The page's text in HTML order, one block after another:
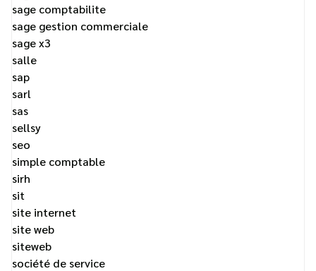
sage comptabilite
sage gestion commerciale
sage x3
salle
sap
sarl
sas
sellsy
seo
simple comptable
sirh
sit
site internet
site web
siteweb
société de service